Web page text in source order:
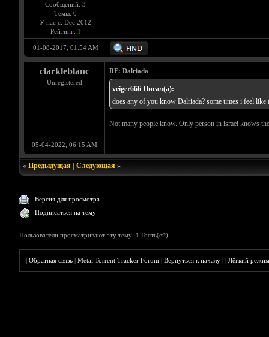
Сообщений: 3
Темы: 0
У нас с: Dec 2012
Рейтинг: 1
01-08-2017, 01:54 AM
clarkleblanc
Unregistered
RE: Dalriada
veiger666 Писал(а):
does any of you know Dalriada? some times i feel
Not many people know. Only person in israel knows
05-04-2022, 06:15 AM
«Предыдущая |Следующая »
Версия для просмотра
Подписаться на тему
Пользователи просматривают эту тему: 1 Гость(ей)
|Обратная связь |Metal Torrent Tracker Forum |Вернуться к началу ||Лёгкий